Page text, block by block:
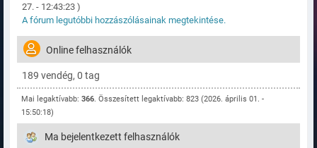
27. - 12:43:23 )
A fórum legutóbbi hozzászólásainak megtekintése.
Online felhasználók
189 vendég, 0 tag
Mai legaktívabb: 366. Összesített legaktívabb: 823 (2026. április 01. -
15:50:18)
Ma bejelentkezett felhasználók